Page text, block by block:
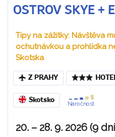
OSTROV SKYE +
Tipy na zážitky: Návštěva
ochutnávkou a prohlídka
Skotska
Z PRAHY
Skotsko
Náročnost
20. – 28. 9. 2026 (9